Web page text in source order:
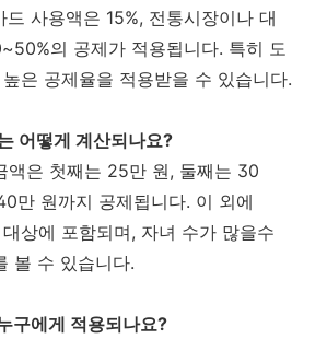
사용액은 15%, 전통시장이나 대
의 공제가 적용됩니다. 특히 도
은 공제율을 적용받을 수 있습니다.
어떻게 계산되나요?
액은 첫째는 25만 원, 둘째는 30
만 원까지 공제됩니다. 이 외에
상에 포함되며, 자녀 수가 많을수
볼 수 있습니다.
구에게 적용되나요?